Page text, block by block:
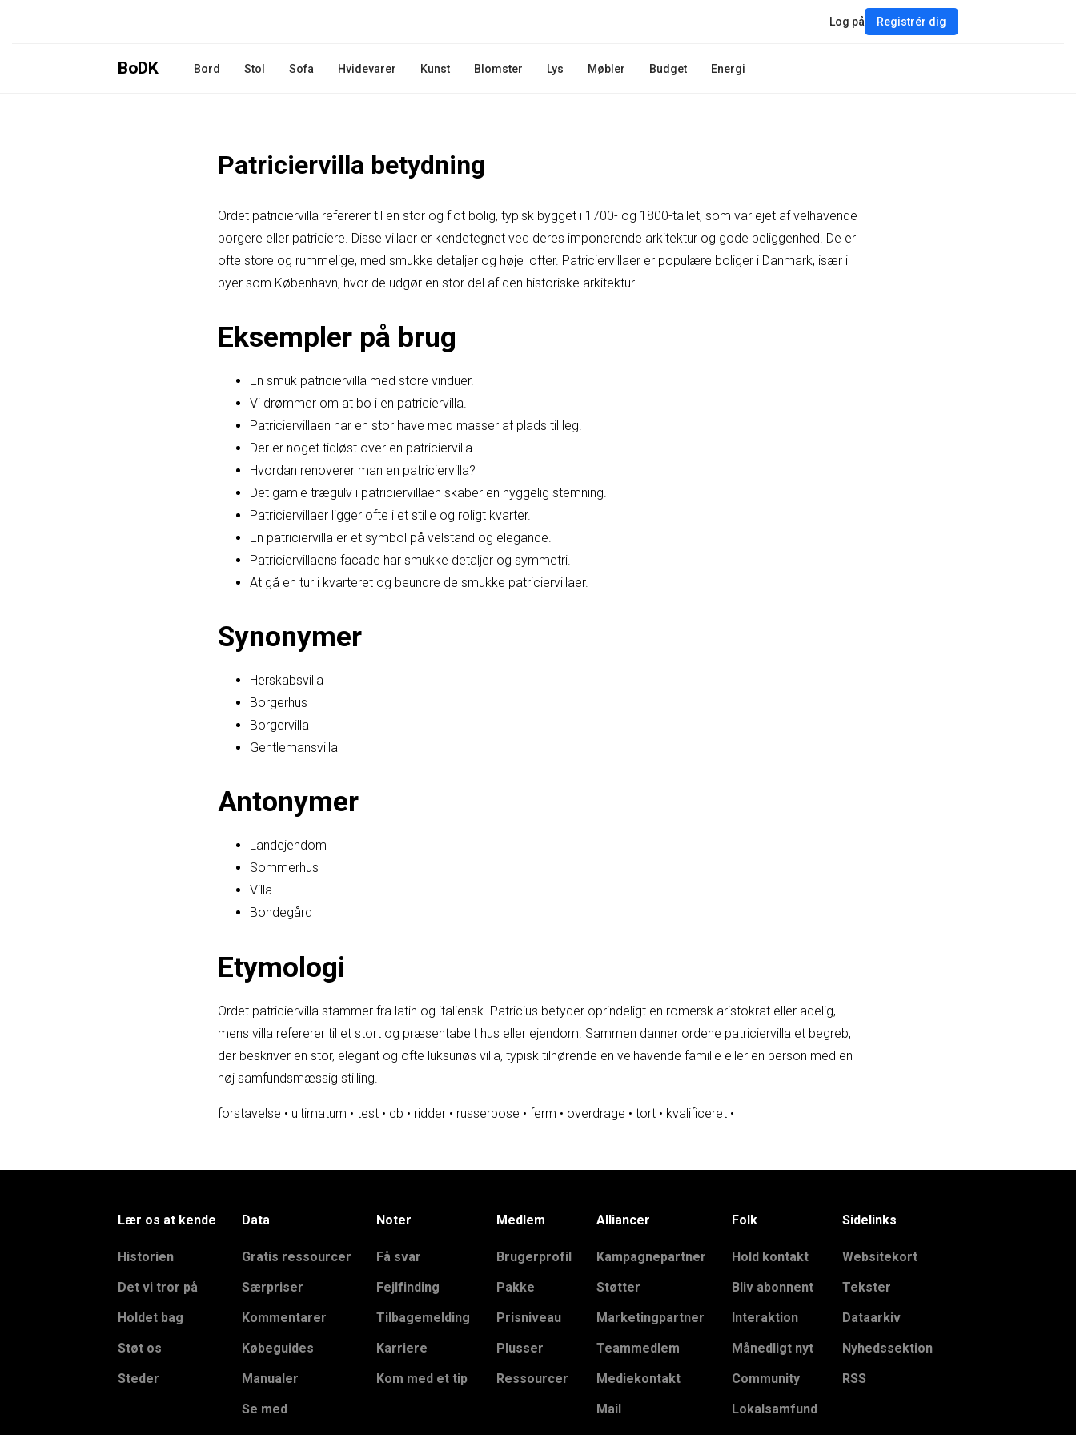
BoDK Bord Stol Sofa Hvidevarer Kunst Blomster Lys Møbler Budget Energi
Log på Registrér dig
Patriciervilla betydning
Ordet patriciervilla refererer til en stor og flot bolig, typisk bygget i 1700- og 1800-tallet, som var ejet af velhavende
borgere eller patriciere. Disse villaer er kendetegnet ved deres imponerende arkitektur og gode beliggenhed. De er
ofte store og rummelige, med smukke detaljer og høje lofter. Patriciervillaer er populære boliger i Danmark, især i
byer som København, hvor de udgør en stor del af den historiske arkitektur.
Eksempler på brug
En smuk patriciervilla med store vinduer.
Vi drømmer om at bo i en patriciervilla.
Patriciervillaen har en stor have med masser af plads til leg.
Der er noget tidløst over en patriciervilla.
Hvordan renoverer man en patriciervilla?
Det gamle trægulv i patriciervillaen skaber en hyggelig stemning.
Patriciervillaer ligger ofte i et stille og roligt kvarter.
En patriciervilla er et symbol på velstand og elegance.
Patriciervillaens facade har smukke detaljer og symmetri.
At gå en tur i kvarteret og beundre de smukke patriciervillaer.
Synonymer
Herskabsvilla
Borgerhus
Borgervilla
Gentlemansvilla
Antonymer
Landejendom
Sommerhus
Villa
Bondegård
Etymologi
Ordet patriciervilla stammer fra latin og italiensk. Patricius betyder oprindeligt en romersk aristokrat eller adelig,
mens villa refererer til et stort og præsentabelt hus eller ejendom. Sammen danner ordene patriciervilla et begreb,
der beskriver en stor, elegant og ofte luksuriøs villa, typisk tilhørende en velhavende familie eller en person med en
høj samfundsmæssig stilling.
forstavelse • ultimatum • test • cb • ridder • russerpose • ferm • overdrage • tort • kvalificeret •
Lær os at kende
Historien
Det vi tror på
Holdet bag
Støt os
Steder
Data
Gratis ressourcer
Særpriser
Kommentarer
Købeguides
Manualer
Se med
Noter
Få svar
Fejlfinding
Tilbagemelding
Karriere
Kom med et tip
Medlem
Brugerprofil
Pakke
Prisniveau
Plusser
Ressourcer
Alliancer
Kampagnepartner
Støtter
Marketingpartner
Teammedlem
Mediekontakt
Mail
Folk
Hold kontakt
Bliv abonnent
Interaktion
Månedligt nyt
Community
Lokalsamfund
Sidelinks
Websitekort
Tekster
Dataarkiv
Nyhedssektion
RSS